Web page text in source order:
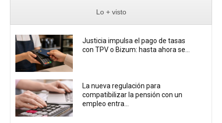
Lo + visto
Justicia impulsa el pago de tasas
con TPV o Bizum: hasta ahora se...
La nueva regulación para
compatibilizar la pensión con un
empleo entra...